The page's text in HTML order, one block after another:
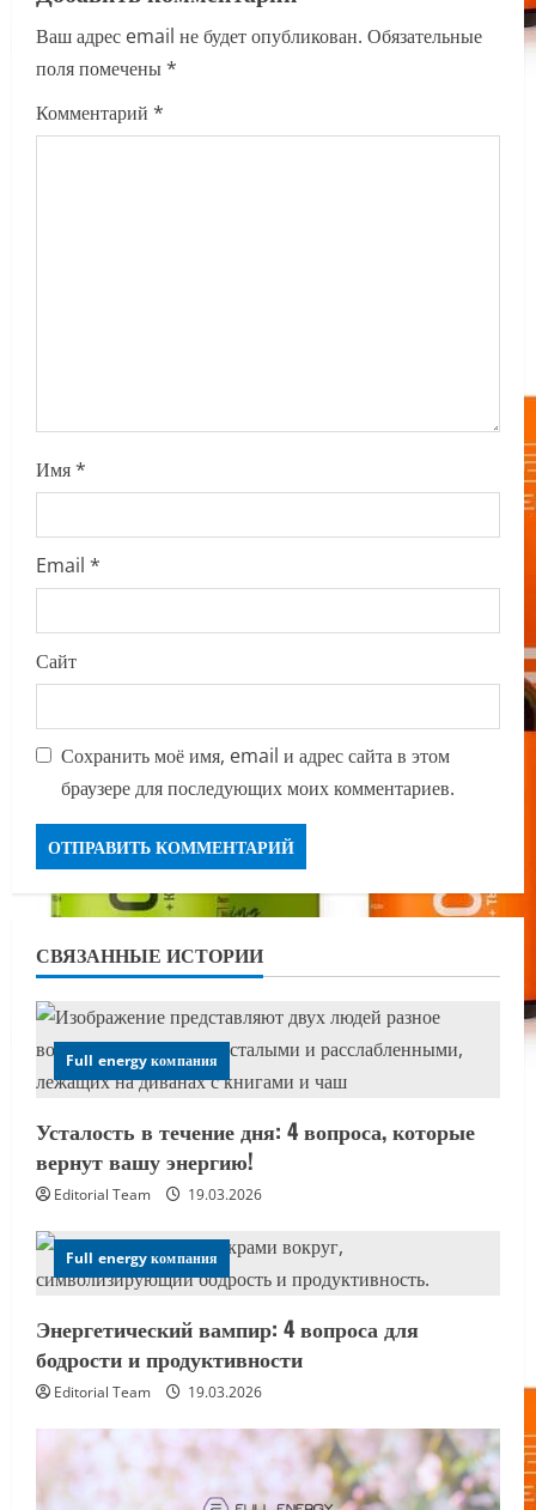
v
i
g
Ваш адрес email не будет опубликован. Обязательные
поля помечены*
Комментарий *
Имя*
Email *
Сайт
Сохранить моё имя, email и адрес сайта в этом
браузере для последующих моих комментариев.
СВЯЗАННЫЕ ИСТОРИИ
Full energy компания
Усталость в течение дня: 4 вопроса, которые
вернут вашу энергию!
Editorial Team 19.03.2026
Full energy компания
Энергетический вампир: 4 вопроса для
бодрости и продуктивности
Editorial Team 19.03.2026